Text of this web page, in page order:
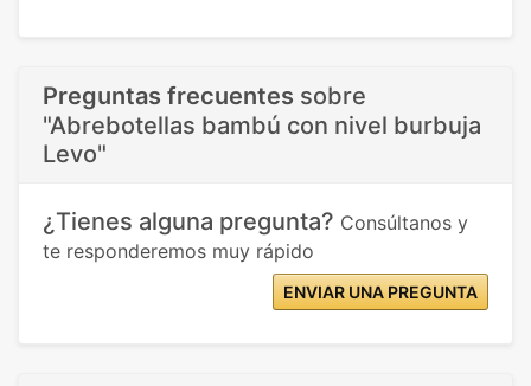
Preguntas frecuentes sobre
"Abrebotellas bambú con nivel burbuja
Levo"
¿Tienes alguna pregunta? Consúltanos y
te responderemos muy rápido
ENVIAR UNA PREGUNTA